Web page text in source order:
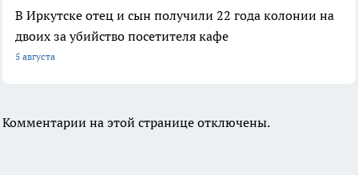
В Иркутске отец и сын получили 22 года колонии на
двоих за убийство посетителя кафе
5 августа
Комментарии на этой странице отключены.